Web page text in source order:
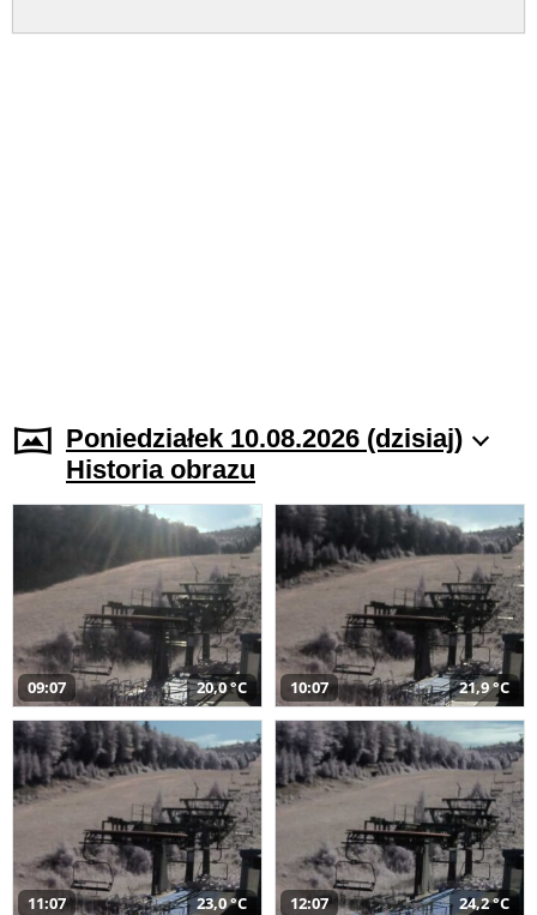
Poniedziałek 10.08.2026 (dzisiaj)
Historia obrazu
09:07 20,0 °C 10:07 21,9 °C
11:07 23,0 °C 12:07 24,2 °C